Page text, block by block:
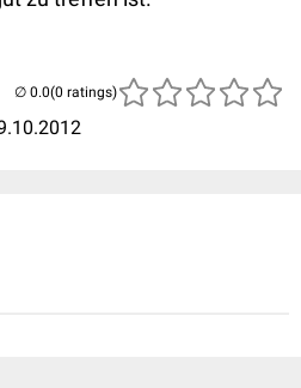
(0 ratings)